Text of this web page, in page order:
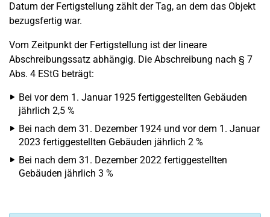
Datum der Fertigstellung zählt der Tag, an dem das Objekt
bezugsfertig war.
Vom Zeitpunkt der Fertigstellung ist der lineare
Abschreibungssatz abhängig. Die Abschreibung nach § 7
Abs. 4 EStG beträgt:
Bei vor dem 1. Januar 1925 fertiggestellten Gebäuden
jährlich 2,5 %
Bei nach dem 31. Dezember 1924 und vor dem 1. Januar
2023 fertiggestellten Gebäuden jährlich 2 %
Bei nach dem 31. Dezember 2022 fertiggestellten
Gebäuden jährlich 3 %